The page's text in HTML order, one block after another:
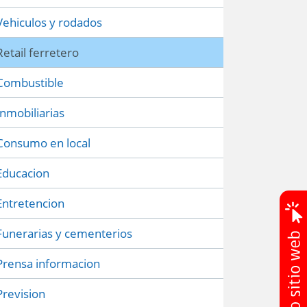
y rodados
ferretero
en local
y cementerios
informacion